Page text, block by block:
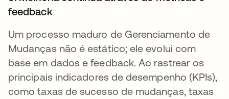
feedback
Um processo maduro de Gerenciamento de
Mudanças não é estático; ele evolui com
base em dados e feedback. Ao rastrear os
principais indicadores de desempenho (KPIs),
como taxas de sucesso de mudanças, taxas